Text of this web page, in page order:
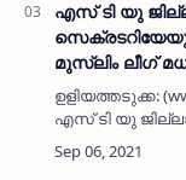
എസ് ടി യു
മുസ്ലിം ലീഗ്
അനുമോദിച്ചു
ഉളിയത്തടുക്ക:
എസ് ടി യു
പഞ്ചായത്തിലെ